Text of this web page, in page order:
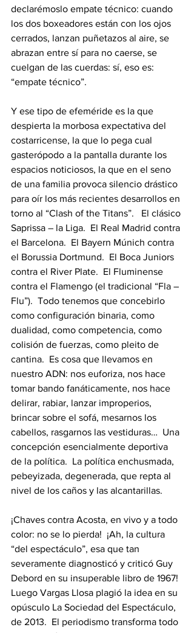
declarémoslo empate técnico: cuando
los dos boxeadores están con los ojos
cerrados, lanzan puñetazos al aire, se
abrazan entre sí para no caerse, se
cuelgan de las cuerdas: sí, eso es:
“empate técnico”.
Y ese tipo de efeméride es la que
despierta la morbosa expectativa del
costarricense, la que lo pega cual
gasterópodo a la pantalla durante los
espacios noticiosos, la que en el seno
de una familia provoca silencio drástico
para oír los más recientes desarrollos en
torno al “Clash of the Titans”.   El clásico
Saprissa – la Liga.  El Real Madrid contra
el Barcelona.  El Bayern Múnich contra
el Borussia Dortmund.  El Boca Juniors
contra el River Plate.  El Fluminense
contra el Flamengo (el tradicional “Fla –
Flu”).  Todo tenemos que concebirlo
como configuración binaria, como
dualidad, como competencia, como
colisión de fuerzas, como pleito de
cantina.  Es cosa que llevamos en
nuestro ADN: nos euforiza, nos hace
tomar bando fanáticamente, nos hace
delirar, rabiar, lanzar improperios,
brincar sobre el sofá, mesarnos los
cabellos, rasgarnos las vestiduras…  Una
concepción esencialmente deportiva
de la política.  La política enchusmada,
pebeyizada, degenerada, que repta al
nivel de los caños y las alcantarillas.
¡Chaves contra Acosta, en vivo y a todo
color: no se lo pierda!  ¡Ah, la cultura
“del espectáculo”, esa que tan
severamente diagnosticó y criticó Guy
Debord en su insuperable libro de 1967!
Luego Vargas Llosa plagió la idea en su
opúsculo La Sociedad del Espectáculo,
de 2013.  El periodismo transforma todo